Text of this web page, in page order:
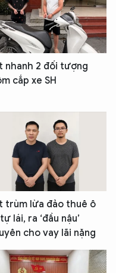
nhanh 2 đối tượng
cắp xe SH
trùm lừa đảo thuê ô
lái, ra ‘đầu nậu’
cho vay lãi nặng